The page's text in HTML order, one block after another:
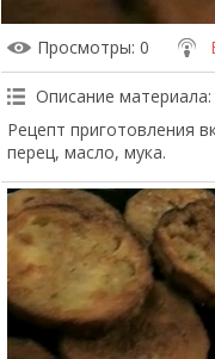
Просмотры: 0
Описание материала:
Рецепт приготовления
перец, масло, мука.